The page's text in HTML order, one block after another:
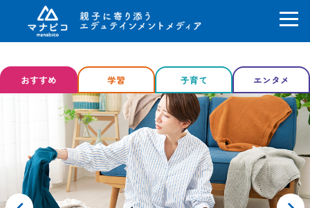
ン
ン
おすすめ 学習 子育て エンタメ